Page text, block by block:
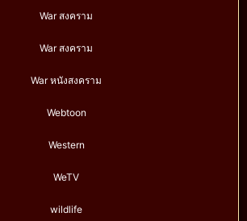
War สงคราม
War สงคราม
War หนังสงคราม
Webtoon
Western
WeTV
wildlife